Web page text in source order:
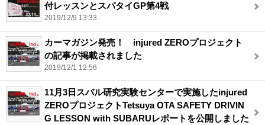
付レッスンとスパタイGP第4戦
2019/12/9 13:33
カーマガジン発売！ injured ZEROプロジェクト
の記事が掲載されました
2019/12/1 12:56
11月3日スバル研究実験センターで実施したinjured
ZEROプロジェクトTetsuya OTA SAFETY DRIVIN
G LESSON with SUBARUレポートを公開しました